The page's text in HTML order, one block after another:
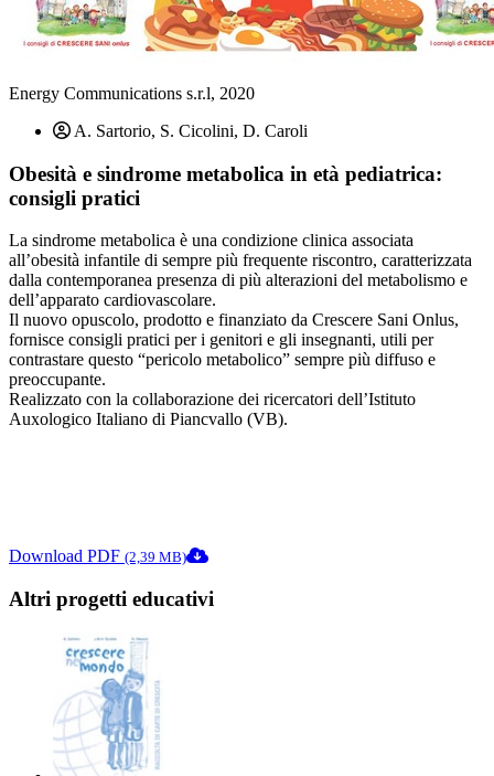
Energy Communications s.r.l, 2020
A. Sartorio, S. Cicolini, D. Caroli
Obesità e sindrome metabolica in età pediatrica:
consigli pratici
La sindrome metabolica è una condizione clinica associata
all’obesità infantile di sempre più frequente riscontro, caratterizzata
dalla contemporanea presenza di più alterazioni del metabolismo e
dell’apparato cardiovascolare.
Il nuovo opuscolo, prodotto e finanziato da Crescere Sani Onlus,
fornisce consigli pratici per i genitori e gli insegnanti, utili per
contrastare questo “pericolo metabolico” sempre più diffuso e
preoccupante.
Realizzato con la collaborazione dei ricercatori dell’Istituto
Auxologico Italiano di Piancvallo (VB).
Download PDF (2,39 MB)
Altri progetti educativi